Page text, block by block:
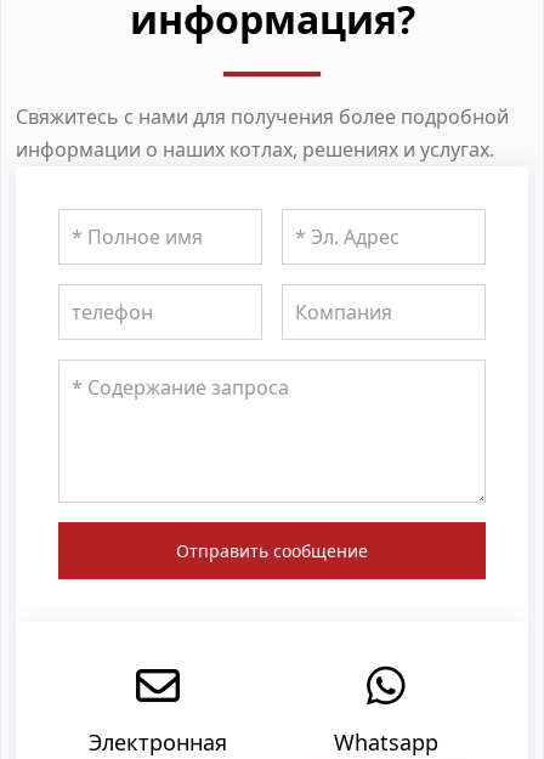
информация?
Свяжитесь с нами для получения более подробной
информации о наших котлах, решениях и услугах.
Отправить сообщение
Электронная
Whatsapp